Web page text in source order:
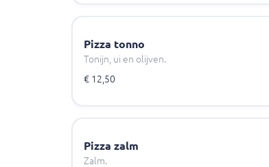
Pizza tonno
Tonijn, ui en olijven.
€ 12,50
Pizza zalm
Zalm.